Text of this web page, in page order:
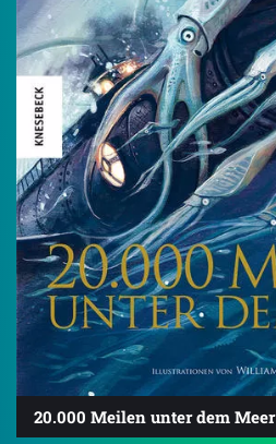
20.000 Meilen unter dem Meer